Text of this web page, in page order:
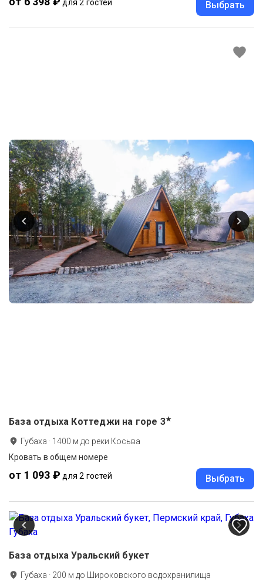
для 2 гостей Выбрать
База отдыха Коттеджи на горе 3★
Губаха · 1400 м до реки Косьва
Кровать в общем номере
от 1 093 ₽ для 2 гостей Выбрать
База отдыха Уральский букет
Губаха · 200 м до
Широковского водохранилища